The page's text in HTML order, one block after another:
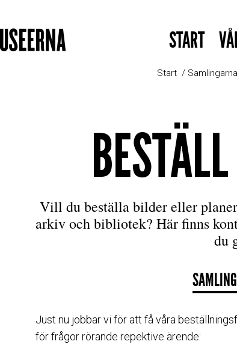
START
Start Samlingarna
Vill du beställa bilder eller
arkiv och bibliotek? Här finns
du
Just nu jobbar vi för att få våra
för frågor rörande repektive ärende: